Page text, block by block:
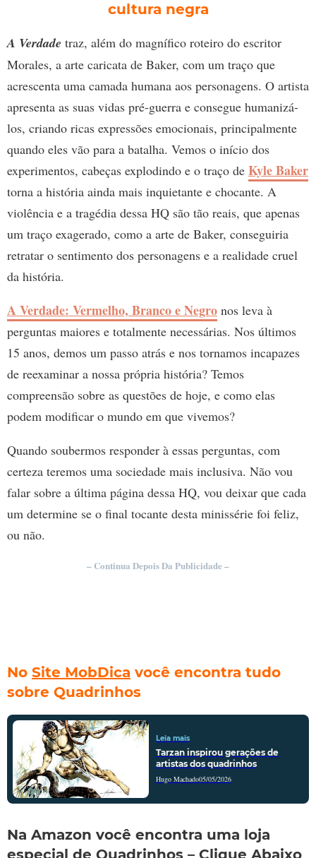
cultura negra
A Verdade traz, além do magnífico roteiro do escritor
Morales, a arte caricata de Baker, com um traço que
acrescenta uma camada humana aos personagens. O artista
apresenta as suas vidas pré-guerra e consegue humanizá-
los, criando ricas expressões emocionais, principalmente
quando eles vão para a batalha. Vemos o início dos
experimentos, cabeças explodindo e o traço de Kyle Baker
torna a história ainda mais inquietante e chocante. A
violência e a tragédia dessa HQ são tão reais, que apenas
um traço exagerado, como a arte de Baker, conseguiria
retratar o sentimento dos personagens e a realidade cruel
da história.
A Verdade: Vermelho, Branco e Negro nos leva à
perguntas maiores e totalmente necessárias. Nos últimos
15 anos, demos um passo atrás e nos tornamos incapazes
de reexaminar a nossa própria história? Temos
compreensão sobre as questões de hoje, e como elas
podem modificar o mundo em que vivemos?
Quando soubermos responder à essas perguntas, com
certeza teremos uma sociedade mais inclusiva. Não vou
falar sobre a última página dessa HQ, vou deixar que cada
um determine se o final tocante desta minissérie foi feliz,
ou não.
– Continua Depois Da Publicidade –
No Site MobDica você encontra tudo
sobre Quadrinhos
Leia mais
Tarzan inspirou gerações de
artistas dos quadrinhos
Hugo Machado05/05/2026
Na Amazon você encontra uma loja